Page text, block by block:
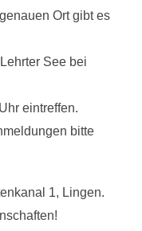
Ort gibt es
See bei
eintreffen.
bitte
1, Lingen.